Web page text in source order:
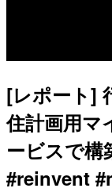
[レポート]
住計画用マ
ービスで構
#reinvent